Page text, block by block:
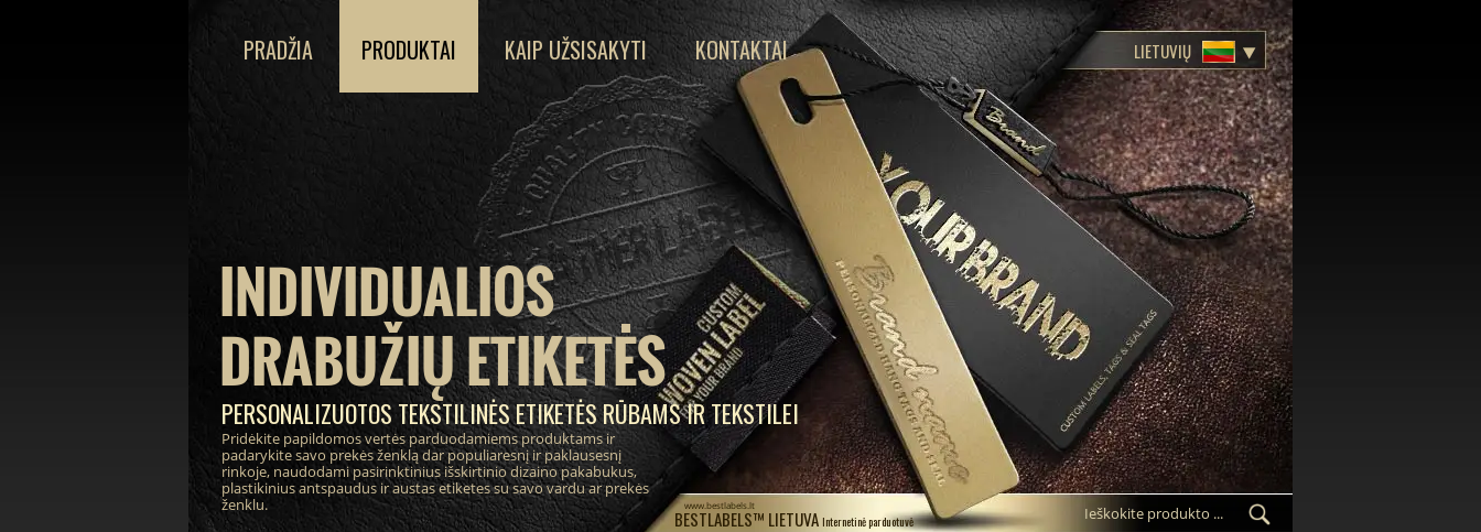
BESTLABELS™ LIETUVA Internetinė parduotuvė
www.bestlabels.lt
INDIVIDUALIOS
DRABUŽIŲ ETIKETĖS
PERSONALIZUOTOS TEKSTILINĖS ETIKETĖS RŪBAMS IR TEKSTILEI
Pridėkite papildomos vertės parduodamiems produktams ir
padarykite savo prekės ženklą dar populiaresnį ir paklausesnį
rinkoje, naudodami pasirinktinius išskirtinio dizaino pakabukus,
plastikinius antspaudus ir austas etiketes su savo vardu ar prekės
ženklu.
PRADŽIA PRODUKTAI KAIP UŽSISAKYTI KONTAKTAI LIETUVIŲ